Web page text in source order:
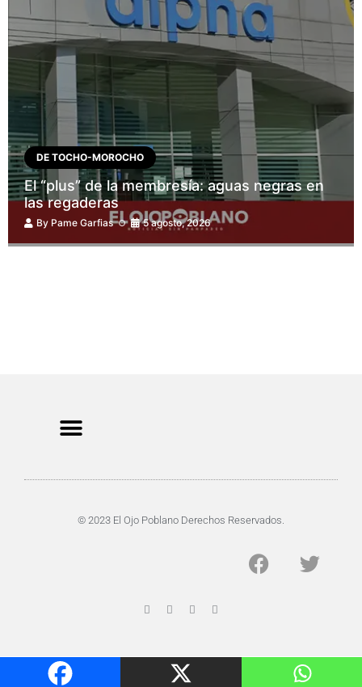
DE TOCHO-MOROCHO
El “plus” de la membresía: aguas negras en
las regaderas
By Pame Garfias 5 agosto, 2026
© 2023 El Ojo Poblano Derechos Reservados.